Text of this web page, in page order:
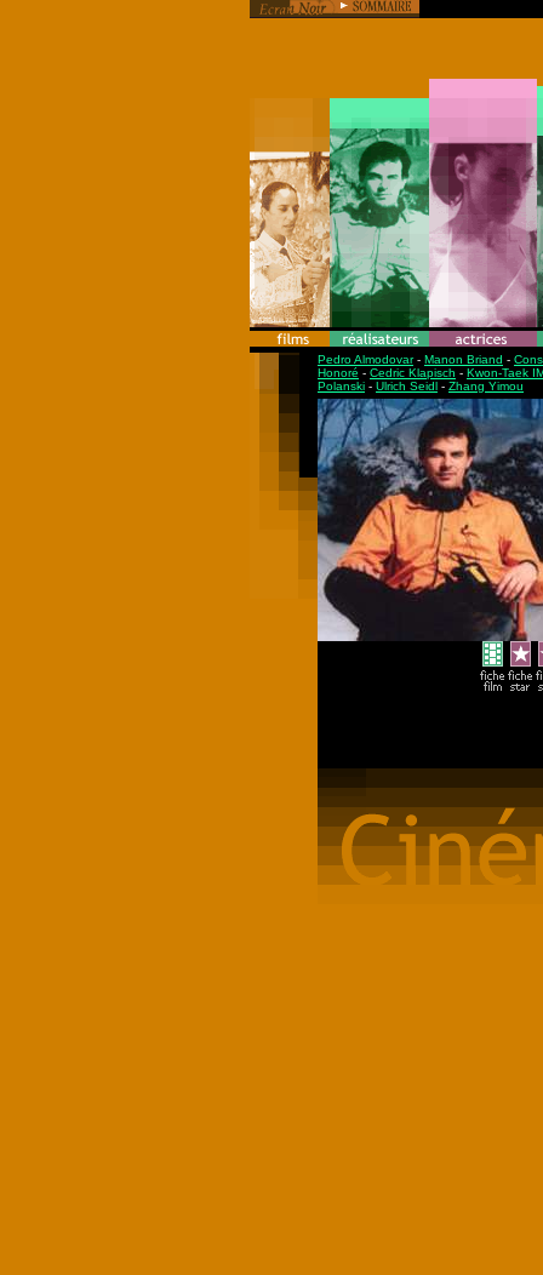
Pedro Almodovar- Manon Briand -
Honoré - Cedric Klapisch - Kwon-Taek
Polanski - Ulrich Seidl - Zhang Yimou